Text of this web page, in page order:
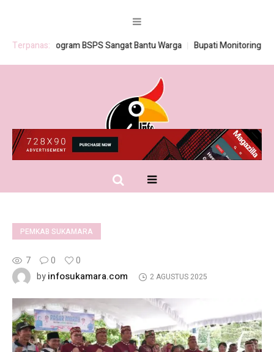
Terpanas:Program BSPS Sangat Bantu Warga Bupati Monitoring
PEMKAB SUKAMARA
7 0
0
byinfosukamara.com 2 AGUSTUS 2025